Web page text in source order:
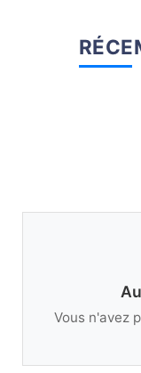
Vous n'avez